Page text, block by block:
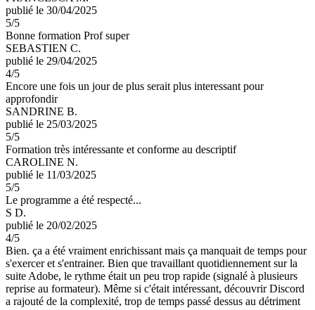
publié le 30/04/2025
5/5
Bonne formation Prof super
SEBASTIEN C.
publié le 29/04/2025
4/5
Encore une fois un jour de plus serait plus interessant pour
approfondir
SANDRINE B.
publié le 25/03/2025
5/5
Formation très intéressante et conforme au descriptif
CAROLINE N.
publié le 11/03/2025
5/5
Le programme a été respecté...
S D.
publié le 20/02/2025
4/5
Bien. ça a été vraiment enrichissant mais ça manquait de temps pour
s'exercer et s'entrainer. Bien que travaillant quotidiennement sur la
suite Adobe, le rythme était un peu trop rapide (signalé à plusieurs
reprise au formateur). Même si c'était intéressant, découvrir Discord
a rajouté de la complexité, trop de temps passé dessus au détriment